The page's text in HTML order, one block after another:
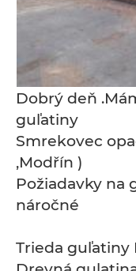
Dobrý deň
guľatiny
Smrekovec
,Modřín )
Požiadavky na
náročné
Trieda guľatiny